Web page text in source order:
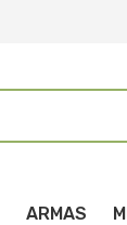
ARMAS